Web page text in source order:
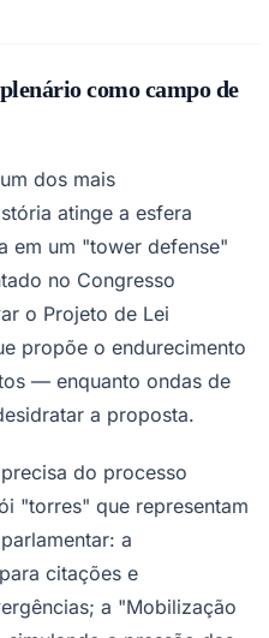
como campo de
dos mais
atinge a esfera
em um "tower defense"
no Congresso
o Projeto de Lei
propõe o endurecimento
— enquanto ondas de
a proposta.
do processo
"torres" que representam
a
citações e
a "Mobilização